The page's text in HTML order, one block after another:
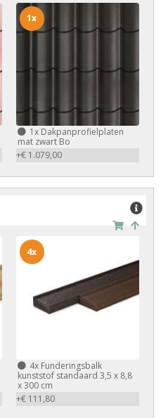
1xDakpanprofielplaten
mat zwart Bo
+€ 1.079,00
1x
4xFunderingsbalk
kunststof standaard 3,5 x 8,8
x 300 cm
+€ 111,80
4x